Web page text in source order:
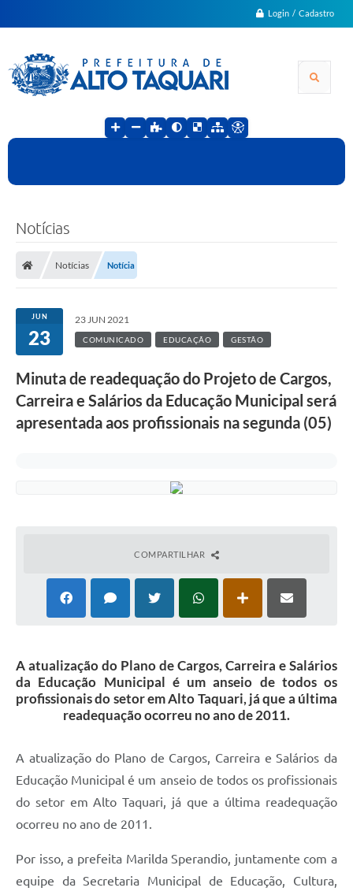
Login / Cadastro
Notícias
Notícias Notícia
JUN
23
23 JUN 2021
COMUNICADO EDUCAÇÃO GESTÃO
Minuta de readequação do Projeto de Cargos,
Carreira e Salários da Educação Municipal será
apresentada aos profissionais na segunda (05)
COMPARTILHAR
A atualização do Plano de Cargos, Carreira e Salários
da Educação Municipal é um anseio de todos os
profissionais do setor em Alto Taquari, já que a última
readequação ocorreu no ano de 2011.
A atualização do Plano de Cargos, Carreira e Salários da
Educação Municipal é um anseio de todos os profissionais
do setor em Alto Taquari, já que a última readequação
ocorreu no ano de 2011.
Por isso, a prefeita Marilda Sperandio, juntamente com a
equipe da Secretaria Municipal de Educação, Cultura,